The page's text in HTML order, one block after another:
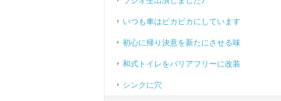
いつも車はピカピカにしています
初心に帰り決意を新たにさせる味
和式トイレをバリアフリーに改装
シンクに穴